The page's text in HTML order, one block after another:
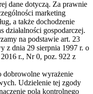
dane dotyczą. Za prawnie
marketing
a także dochodzenie
działalności gospodarczej.
na podstawie art. 23
z dnia 29 sierpnia 1997 r. o
r., Nr 0, poz. 922 z
dobrowolne wyrażenie
Udzielenie tej zgody
pola kontrolnego